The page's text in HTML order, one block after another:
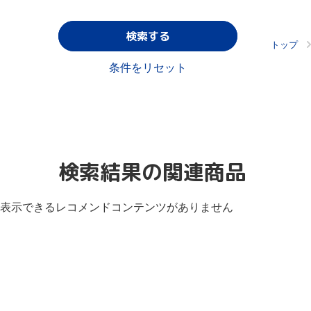
トップ
検索する
条件をリセット
検索結果の関連商品
表示できるレコメンドコンテンツがありません